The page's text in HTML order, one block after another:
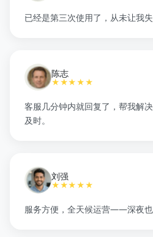
已经是第三次使用了，从未让我失
陈志
★★★★★
客服几分钟内就回复了，帮我解
及时。
刘强
★★★★★
服务方便，全天候运营——深夜也